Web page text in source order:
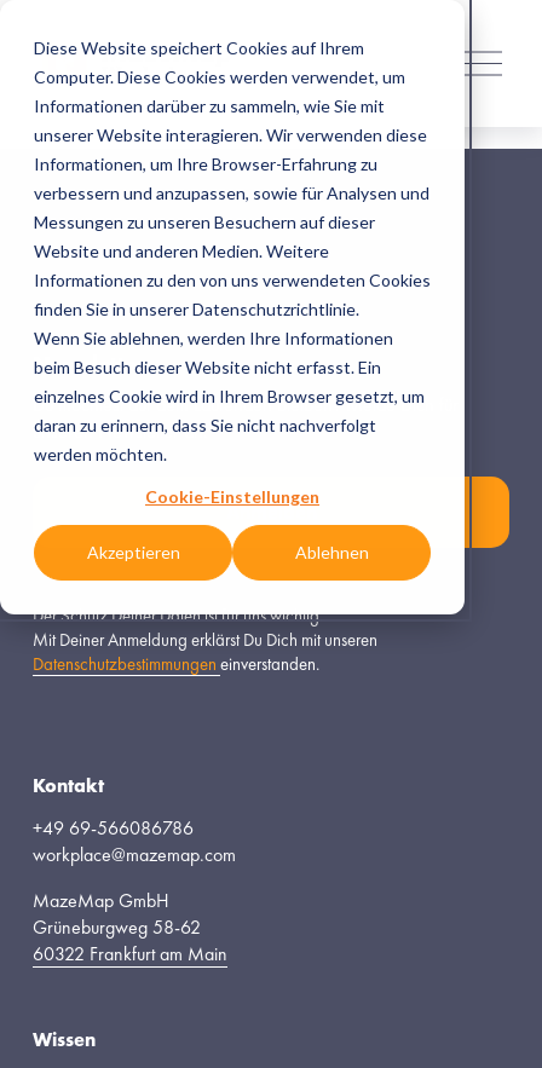
Diese Website speichert Cookies auf Ihrem
Computer. Diese Cookies werden verwendet, um
Informationen darüber zu sammeln, wie Sie mit
unserer Website interagieren. Wir verwenden diese
Informationen, um Ihre Browser-Erfahrung zu
verbessern und anzupassen, sowie für Analysen und
Messungen zu unseren Besuchern auf dieser
Website und anderen Medien. Weitere
Informationen zu den von uns verwendeten Cookies
finden Sie in unserer Datenschutzrichtlinie.
Wenn Sie ablehnen, werden Ihre Informationen
beim Besuch dieser Website nicht erfasst. Ein
einzelnes Cookie wird in Ihrem Browser gesetzt, um
daran zu erinnern, dass Sie nicht nachverfolgt
werden möchten.
Cookie-Einstellungen
Akzeptieren Ablehnen
M
e
ö
Newsletter
Du möchtest auf dem Laufenden bleiben? Melde Dich für
unseren Newsletter an.
Anmelden
Der Schutz Deiner Daten ist für uns wichtig.
Mit Deiner Anmeldung erklärst Du Dich mit unseren
Datenschutzbestimmungen einverstanden.
Kontakt
+49 69-566086786
workplace@mazemap.com
MazeMap GmbH
Grüneburgweg 58-62
60322 Frankfurt am Main
Wissen